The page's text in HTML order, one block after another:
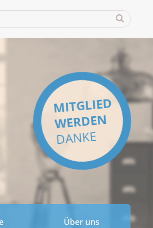
MITGLIED
WERDEN
DANKE
Über uns